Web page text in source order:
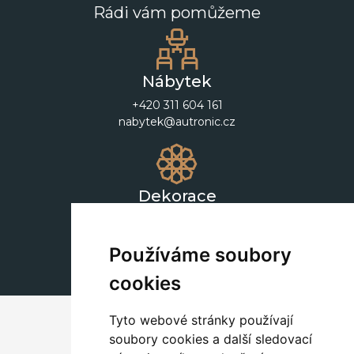
Používáme soubory
cookies
Tyto webové stránky používají
soubory cookies a další sledovací
Rádi vám pomůžeme
Nábytek
+420 311 604 161
nabytek@autronic.cz
Dekorace